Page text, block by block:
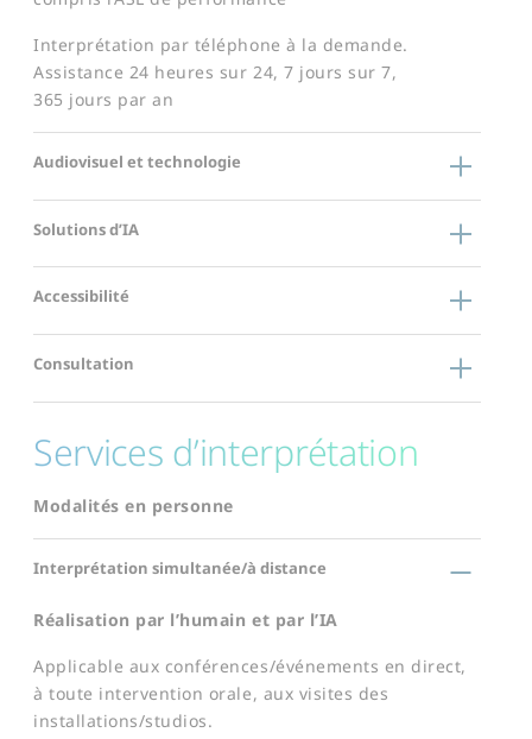
Interprétation par téléphone à la demande.
Assistance 24 heures sur 24, 7 jours sur 7,
365 jours par an
Audiovisuel et technologie
Solutions d’IA
Accessibilité
Consultation
Services d’interprétation
Modalités en personne
Interprétation simultanée/à distance
Réalisation par l’humain et par l’IA
Applicable aux conférences/événements en direct,
à toute intervention orale, aux visites des
installations/studios.